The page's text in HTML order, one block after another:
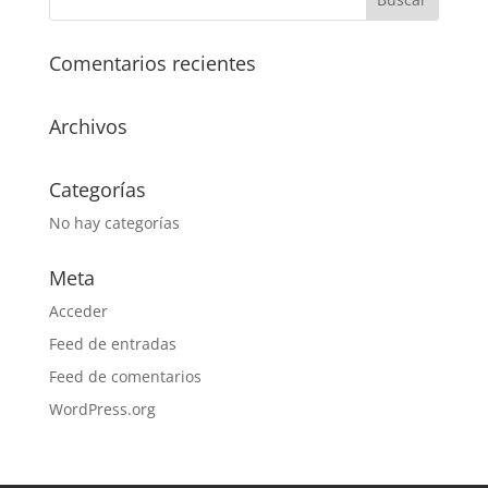
Comentarios recientes
Archivos
Categorías
No hay categorías
Meta
Acceder
Feed de entradas
Feed de comentarios
WordPress.org